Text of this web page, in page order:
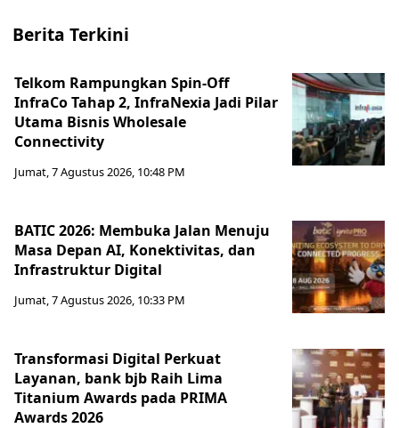
Berita Terkini
Telkom Rampungkan Spin-Off
InfraCo Tahap 2, InfraNexia Jadi Pilar
Utama Bisnis Wholesale
Connectivity
Jumat, 7 Agustus 2026, 10:48 PM
BATIC 2026: Membuka Jalan Menuju
Masa Depan AI, Konektivitas, dan
Infrastruktur Digital
Jumat, 7 Agustus 2026, 10:33 PM
Transformasi Digital Perkuat
Layanan, bank bjb Raih Lima
Titanium Awards pada PRIMA
Awards 2026